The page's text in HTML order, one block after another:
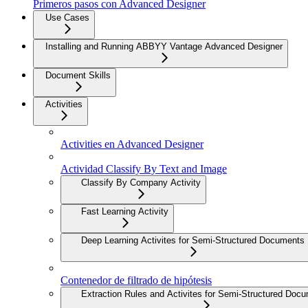
Primeros pasos con Advanced Designer
Use Cases
Installing and Running ABBYY Vantage Advanced Designer
Document Skills
Activities
Activities en Advanced Designer
Actividad Classify By Text and Image
Classify By Company Activity
Fast Learning Activity
Deep Learning Activites for Semi-Structured Documents
Contenedor de filtrado de hipótesis
Extraction Rules and Activites for Semi-Structured